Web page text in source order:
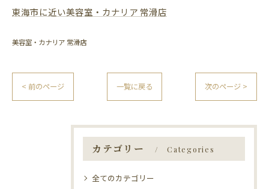
東海市に近い美容室・カナリア 常滑店
美容室・カナリア 常滑店
< 前のページ 一覧に戻る 次のページ >
カテゴリー Categories
全てのカテゴリー